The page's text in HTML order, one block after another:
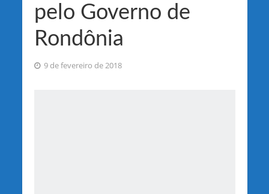
pelo Governo de
Rondônia
9 de fevereiro de 2018